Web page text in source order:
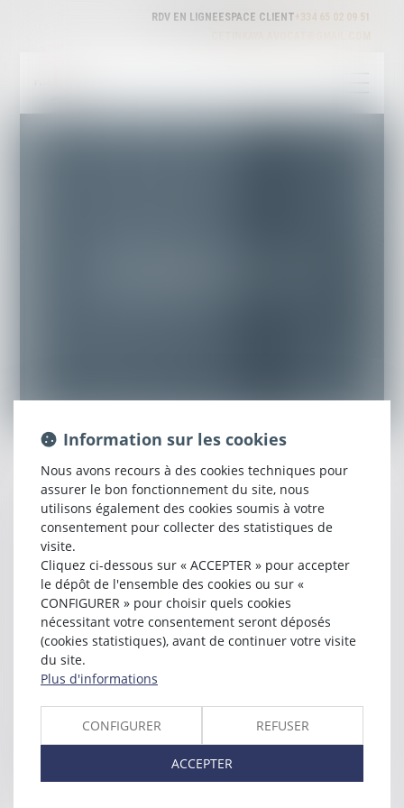
RDV EN LIGNE ESPACE CLIENT+334 65 02 09 51
CETINKAYA AVOCAT
169 Avenue Pierre Semard, 84200 CARPENTRAS
Tél : 04 65 02 09 51
N° SIRET : 31804534100027
Directeur de la publication
Hébergement
194 avenue de la Gare Sud de France - 34970 LATTES
www.azko.fr
Information sur les cookies
Nous avons recours à des cookies techniques pour
assurer le bon fonctionnement du site, nous
utilisons également des cookies soumis à votre
consentement pour collecter des statistiques de
visite.
Cliquez ci-dessous sur « ACCEPTER » pour accepter
le dépôt de l'ensemble des cookies ou sur «
CONFIGURER » pour choisir quels cookies
nécessitant votre consentement seront déposés
(cookies statistiques), avant de continuer votre visite
du site.
Plus d'informations
CONFIGURER REFUSER
ACCEPTER